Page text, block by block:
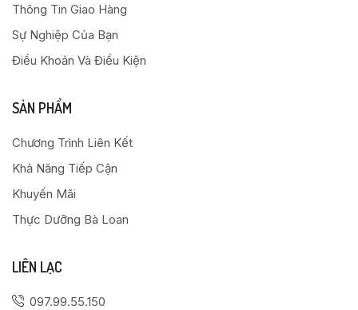
Thông Tin Giao Hàng
Sự Nghiệp Của Bạn
Điều Khoản Và Điều Kiện
SẢN PHẨM
Chương Trình Liên Kết
Khả Năng Tiếp Cận
Khuyến Mãi
Thực Dưỡng Bà Loan
LIÊN LẠC
097.99.55.150